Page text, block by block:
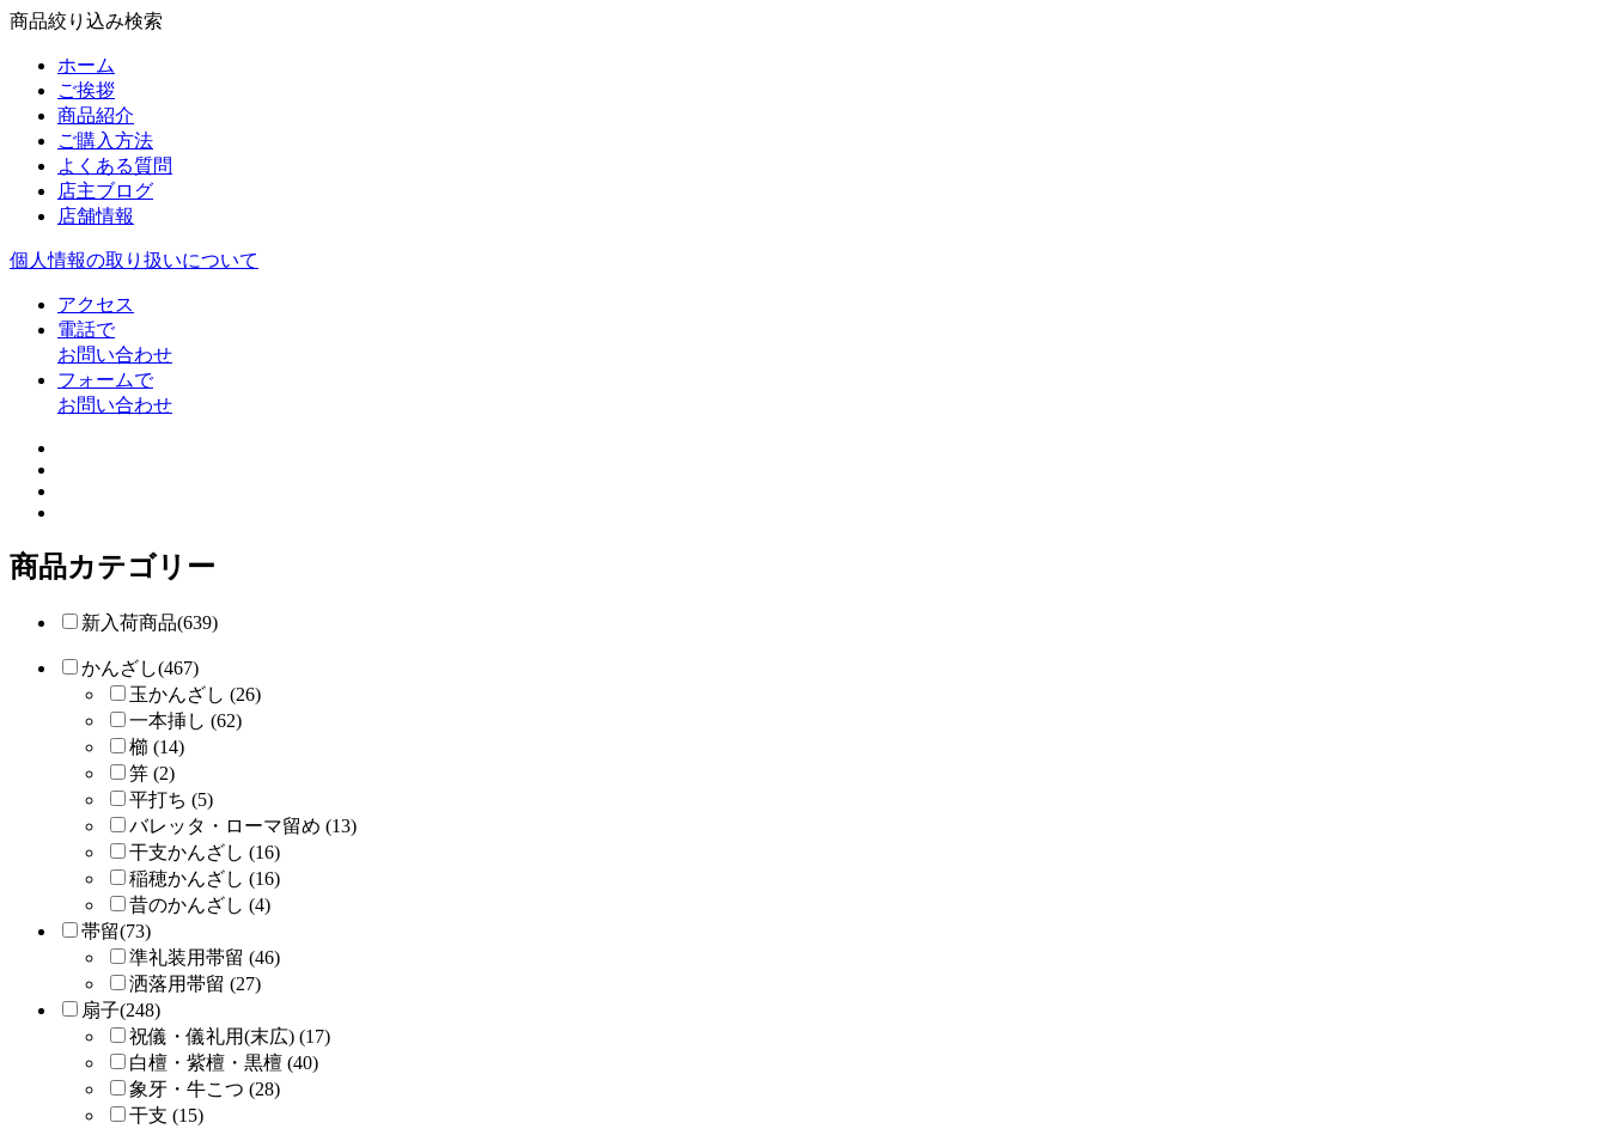
商品絞り込み検索
ホーム
ご挨拶
商品紹介
ご購入方法
よくある質問
店主ブログ
店舗情報
個人情報の取り扱いについて
アクセス
電話で
お問い合わせ
フォームで
お問い合わせ
商品カテゴリー
新入荷商品(639)
かんざし(467)
玉かんざし (26)
一本挿し (62)
櫛 (14)
笄 (2)
平打ち (5)
バレッタ・ローマ留め (13)
干支かんざし (16)
稲穂かんざし (16)
昔のかんざし (4)
帯留(73)
準礼装用帯留 (46)
洒落用帯留 (27)
扇子(248)
祝儀・儀礼用(末広) (17)
白檀・紫檀・黒檀 (40)
象牙・牛こつ (28)
干支 (15)